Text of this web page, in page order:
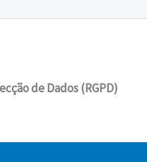
de Dados (RGPD)